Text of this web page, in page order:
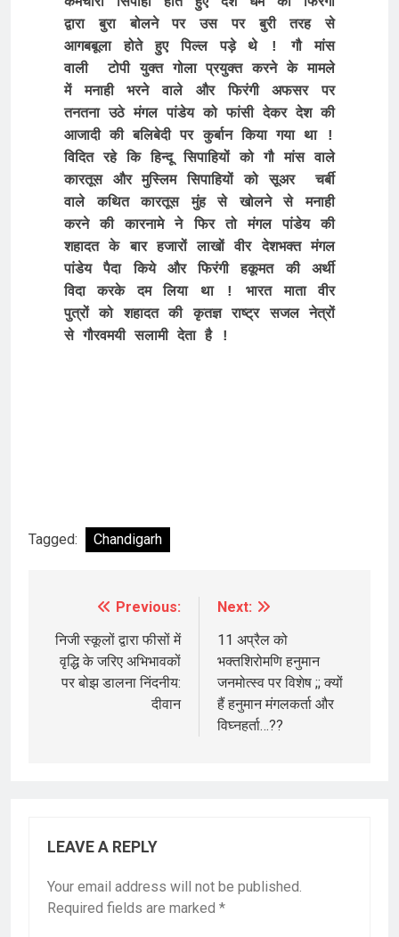
द्वारा बुरा बोलने पर उस पर बुरी तरह से
आगबबूला होते हुए पिल्ल पड़े थे ! गौ मांस
वाली  टोपी युक्त गोला प्रयुक्त करने के मामले
में मनाही भरने वाले और फिरंगी अफसर पर
तनतना उठे मंगल पांडेय को फांसी देकर देश की
आजादी की बलिबेदी पर कुर्बान किया गया था !
विदित रहे कि हिन्दू सिपाहियों को गौ मांस वाले
कारतूस और मुस्लिम सिपाहियों को सूअर  चर्बी
वाले कथित कारतूस मुंह से खोलने से मनाही
करने की कारनामे ने फिर तो मंगल पांडेय की
शहादत के बार हजारों लाखों वीर देशभक्त मंगल
पांडेय पैदा किये और फिरंगी हकूमत की अर्थी
विदा करके दम लिया था ! भारत माता वीर
पुत्रों को शहादत की कृतज्ञ राष्ट्र सजल नेत्रों
से गौरवमयी सलामी देता है !
Tagged: Chandigarh
navigation
Previous:
निजी स्कूलों द्वारा फीसों में
वृद्धि के जरिए अभिभावकों
पर बोझ डालना निंदनीय:
दीवान
Next:
11 अप्रैल को
भक्तशिरोमणि हनुमान
जनमोत्स्व पर विशेष ;; क्यों
हैं हनुमान मंगलकर्ता और
विघ्नहर्ता…??
LEAVE A REPLY
Your email address will not be published.
Required fields are marked *